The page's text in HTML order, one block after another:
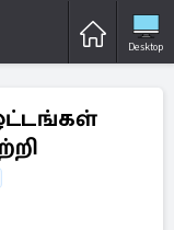
Desktop